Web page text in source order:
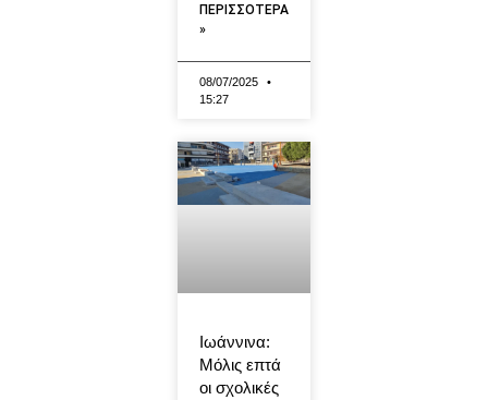
ΠΕΡΙΣΣΟΤΕΡΑ
»
08/07/2025
15:27
Ιωάννινα:
Μόλις επτά
οι σχολικές